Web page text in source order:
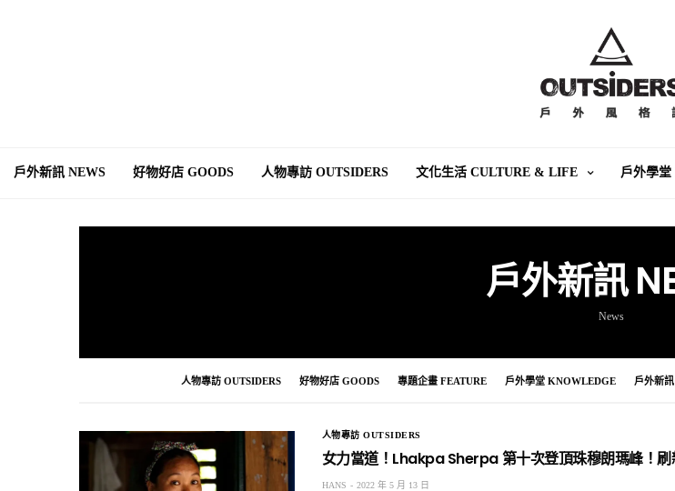
戶外新訊 NEWS 好物好店 GOODS 人物專訪 OUTSIDERS 文化生活 CULTURE & LIFE 戶外學
戶外新訊
News
人物專訪 OUTSIDERS 好物好店 GOODS 專題企畫 FEATURE 戶外學堂 KNOWLEDGE 戶外新
人物專訪 OUTSIDERS
女力當道！Lhakpa Sherpa 第十次登頂珠穆朗瑪峰！刷
HANS 2022 年 5 月 13 日